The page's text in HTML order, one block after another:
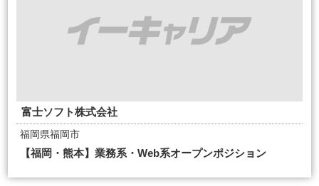
富士ソフト株式会社
福岡県福岡市
【福岡・熊本】業務系・Web系オープンポジション